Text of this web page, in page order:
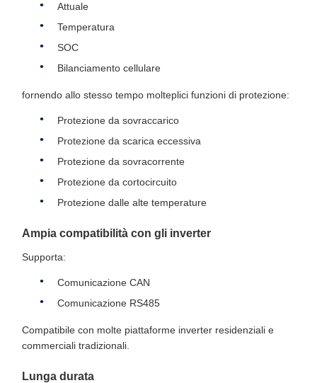
Attuale
Temperatura
SOC
Bilanciamento cellulare
fornendo allo stesso tempo molteplici funzioni di protezione:
Protezione da sovraccarico
Protezione da scarica eccessiva
Protezione da sovracorrente
Protezione da cortocircuito
Protezione dalle alte temperature
Ampia compatibilità con gli inverter
Supporta:
Comunicazione CAN
Comunicazione RS485
Compatibile con molte piattaforme inverter residenziali e
commerciali tradizionali.
Lunga durata